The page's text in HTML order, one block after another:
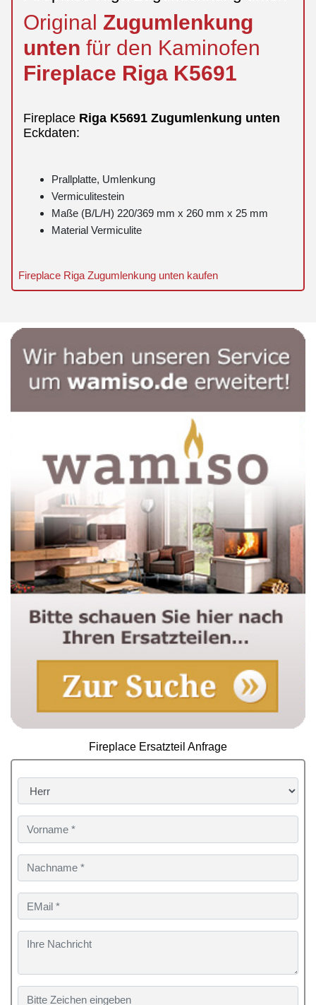
Original Zugumlenkung
unten für den Kaminofen
Fireplace Riga K5691
Fireplace Riga K5691 Zugumlenkung unten
Eckdaten:
Prallplatte, Umlenkung
Vermiculitestein
Maße (B/L/H) 220/369 mm x 260 mm x 25 mm
Material Vermiculite
Fireplace Riga Zugumlenkung unten kaufen
Fireplace Ersatzteil Anfrage